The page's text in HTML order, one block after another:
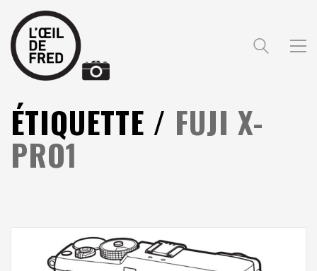
ÉTIQUETTE / FUJI X-
PRO1